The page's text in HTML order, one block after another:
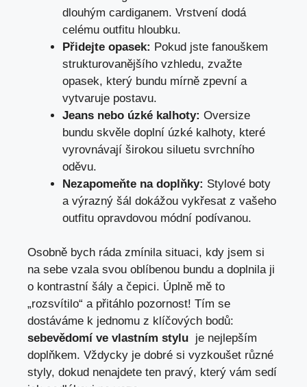
dlouhým ⁣cardiganem. Vrstvení dodá
celému⁣ outfitu hloubku.
Přidejte opasek: Pokud jste ⁢fanouškem
strukturovanějšího vzhledu, zvažte
opasek, který bundu mírně zpevní a
vytvaruje postavu.
Jeans⁢ nebo úzké kalhoty: Oversize⁢
bundu skvěle doplní úzké kalhoty, které
vyrovnávají širokou siluetu svrchního
oděvu.
Nezapomeňte na​ doplňky: Stylové boty
a výrazný šál ⁢dokážou vykřesat z vašeho
outfitu opravdovou módní podívanou.
Osobně bych ráda zmínila situaci,⁣ kdy jsem si
na sebe vzala svou oblíbenou ⁢bundu a doplnila ji
o kontrastní šály a čepici.​ Úplně mě ​to
„rozsvítilo“ a⁤ přitáhlo pozornost! Tím se
dostáváme k jednomu z klíčových bodů:
sebevědomí⁤ ve vlastním stylu ‍ je nejlepším
doplňkem. Vždycky je dobré ⁤si vyzkoušet ⁤různé
styly, ‌dokud nenajdete ten pravý, který vám sedí